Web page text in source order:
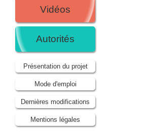
Vidéos
Autorités
Présentation du projet
Mode d'emploi
Dernières modifications
Mentions légales